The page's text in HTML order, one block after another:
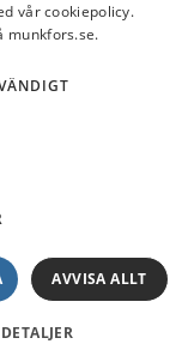
vår cookiepolicy.
munkfors.se.
AVVISA ALLT